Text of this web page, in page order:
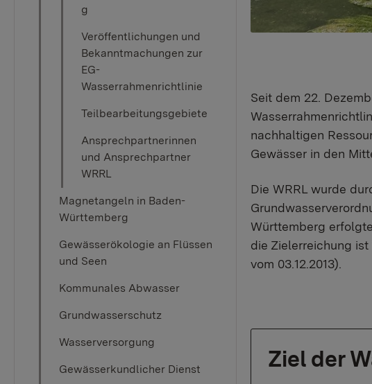
g
Veröffentlichungen und
Bekanntmachungen zur
EG-
Wasserrahmenrichtlinie
Teilbearbeitungsgebiete
Ansprechpartnerinnen
und Ansprechpartner
WRRL
Magnetangeln in Baden-
Württemberg
Gewässerökologie an Flüssen
und Seen
Kommunales Abwasser
Grundwasserschutz
Wasserversorgung
Gewässerkundlicher Dienst
Seit dem 22.
nachhaltigen
Gewässer in den
Die WRRL wurde
Württemberg
die Zielerreichung
vom 03.12.2013).
Ziel der